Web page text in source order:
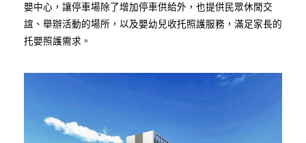
嬰中心，讓停車場除了增加停車供給外，也提供民眾休閒交
誼、舉辦活動的場所，以及嬰幼兒收托照護服務，滿足家長的
托嬰照護需求。